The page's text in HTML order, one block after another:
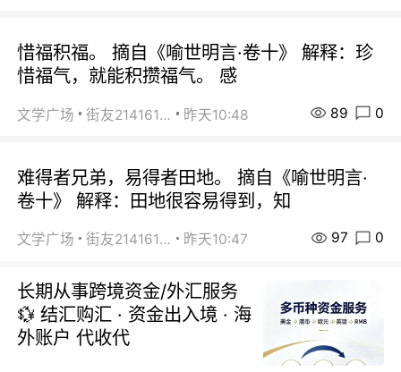
惜福积福。 摘自《喻世明言·卷十》 解释：珍
惜福气，就能积攒福气。 感
文学广场 街友21416156 昨天10:48 89 0
难得者兄弟，易得者田地。 摘自《喻世明言·
卷十》 解释：田地很容易得到，知
文学广场 街友21416156 昨天10:47 97 0
长期从事跨境资金/外汇服务
💱 结汇购汇 · 资金出入境 · 海
外账户 代收代